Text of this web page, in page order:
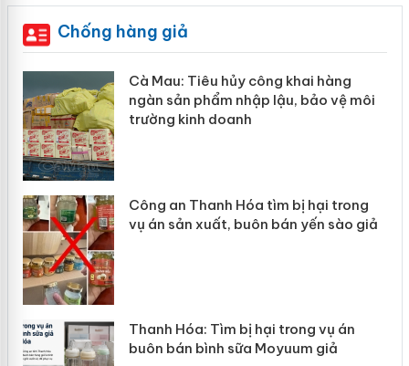
Chống hàng giả
lậu, bảo vệ môi
tìm bị hại trong
bán yến sào giả
hại trong vụ án
Moyuum giả
Khẩn trương xác minh,
Slimaura Care x3 sử
giả mạo
Lào Cai xử lý 83 vụ vi
mại trong tháng 7
Hưng Yên: Xử lý 6 hộ
hàng giả mạo nhãn hiệu